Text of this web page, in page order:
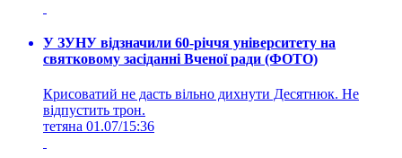
У ЗУНУ відзначили 60-річчя університету на
святковому засіданні Вченої ради (ФОТО)
Крисоватий не дасть вільно дихнути Десятнюк. Не
відпустить трон.
тетяна 01.07/15:36